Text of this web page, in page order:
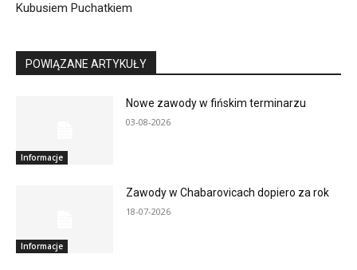
Kubusiem Puchatkiem
POWIĄZANE ARTYKUŁY
Informacje
Nowe zawody w fińskim terminarzu
03-08-2026
Informacje
Zawody w Chabarovicach dopiero za rok
18-07-2026